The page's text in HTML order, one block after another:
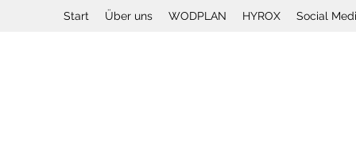
Start Über uns WODPLAN HYROX Social